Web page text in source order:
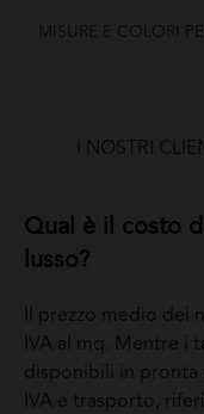
MISURE E COLORI
I NOSTRI
Qual è il costo
lusso?
Il prezzo medio dei
IVA al mq. Mentre i
disponibili in pronta
IVA e trasporto,